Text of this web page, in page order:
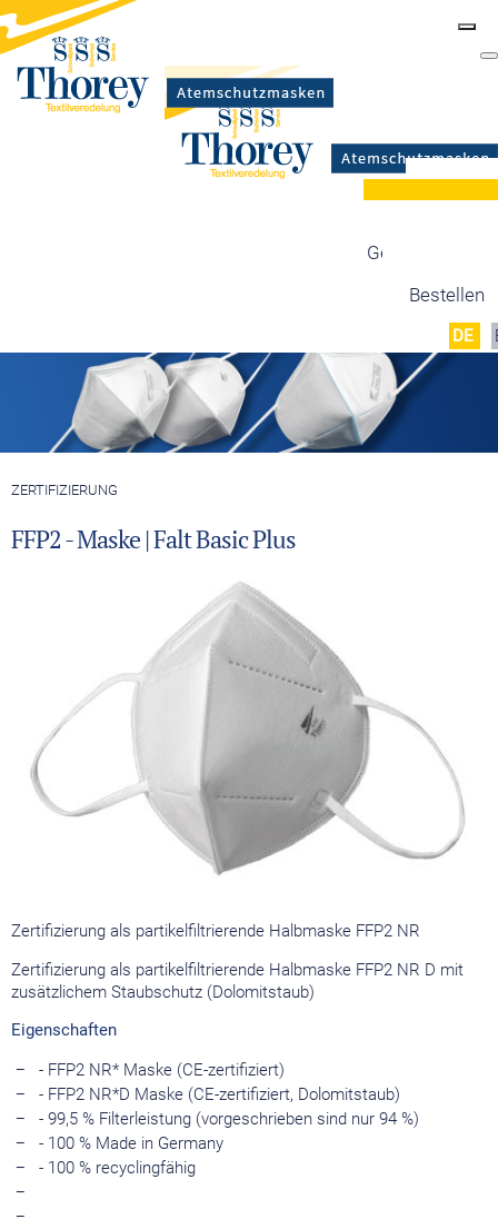
Gesetzgebung
Bestellen
DE
ZERTIFIZIERUNG
FFP2 - Maske | Falt Basic Plus
Zertifizierung als partikelfiltrierende Halbmaske FFP2 NR
Zertifizierung als partikelfiltrierende Halbmaske FFP2 NR D mit
zusätzlichem Staubschutz (Dolomitstaub)
Eigenschaften
- FFP2 NR* Maske (CE-zertifiziert)
- FFP2 NR*D Maske (CE-zertifiziert, Dolomitstaub)
- 99,5 % Filterleistung (vorgeschrieben sind nur 94 %)
- 100 % Made in Germany
- 100 % recyclingfähig